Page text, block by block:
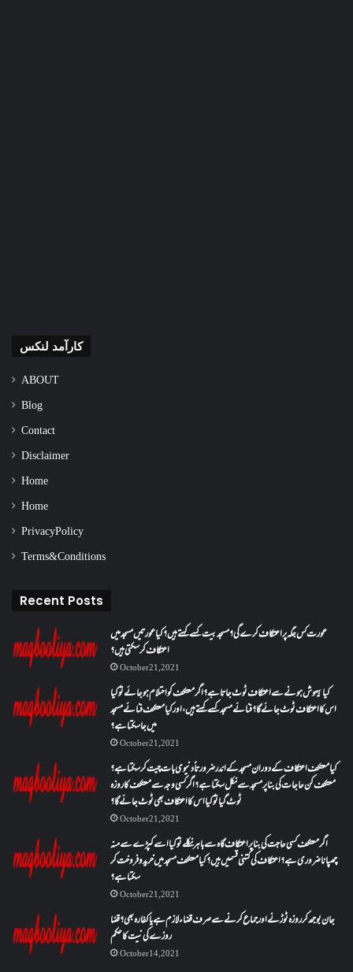
کارآمد لنکس
ABOUT
Blog
Contact
Disclaimer
Home
Home
Privacy Policy
Terms & Conditions
Recent Posts
عورت کس جگہ پر اعتکاف کرے گی؟مسجد بیت کسے کہتے ہیں؟کیا عورتیں مسجد میں
اعتکاف کر سکتی ہیں؟
October 21, 2021
کیا بیہوش ہونے سے اعتکاف ٹوٹ جاتا ہے؟ اگر معتکف کو احتلام ہو جائے تو کیا
اس کا اعتکاف ٹوٹ جائے گا؟فنائے مسجد کسے کہتے ہیں ، اور کیا معتکف فنائے مسجد
میں جا سکتا ہے؟
October 21, 2021
کیا معتکف اعتکاف کے دوران مسجد کے اندر ضرورتاً دنیوی بات چیت کر سکتا ہے؟
معتکف کن حاجات کی بنا پر مسجد سے نکل سکتا ہے؟ اگر کسی وجہ سے معتکف کا روزہ
ٹوٹ گیا تو کیا اس کا اعتکاف بھی ٹوٹ جائے گا؟
October 21, 2021
اگر معتکف کسی حاجت کی بنا پر اعتکاف گاہ سے باہر نکلے تو کیا اسے کپڑے سے منہ
چھپانا ضروری ہے؟اعتکاف کی کتنی قسمیں ہیں؟کیا معتکف مسجد میں خرید و فروخت کر
سکتا ہے؟
October 21, 2021
جان بوجھ کر روزہ ٹوڑنے اور جماع کرنے سے صرف قضاء لازم ہے یا کفارہ بھی؟ قضا
روزے کی نیت کا حکم
October 14, 2021